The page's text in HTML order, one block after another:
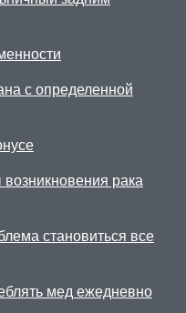
с определенной
рака
становиться все
мед ежедневно